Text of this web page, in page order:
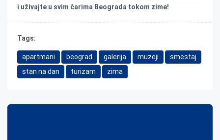
i uživajte u svim čarima Beograda tokom zime!
Tags:
apartmani beograd galerija muzeji
smestaj
stan na dan
turizam zima